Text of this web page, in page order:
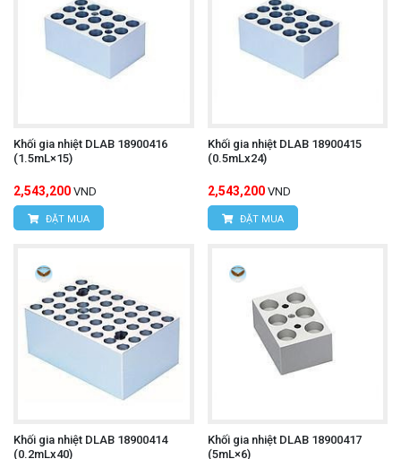
Khối gia nhiệt DLAB 18900416
(1.5mL×15)
2,543,200 VND
ĐẶT MUA
Khối gia nhiệt DLAB 18900415
(0.5mLx24)
2,543,200 VND
ĐẶT MUA
Khối gia nhiệt DLAB 18900414
(0.2mLx40)
Khối gia nhiệt DLAB 18900417
(5mL×6)